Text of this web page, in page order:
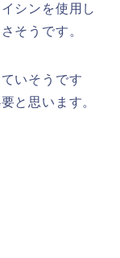
シンを使用し
そうです。
いそうです
と思います。